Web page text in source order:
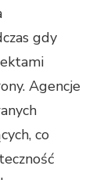
gdy
Agencje
co